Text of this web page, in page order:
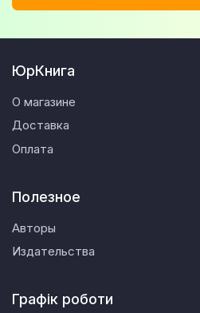
ЮрКнига
О магазине
Доставка
Оплата
Полезное
Авторы
Издательства
Графік роботи